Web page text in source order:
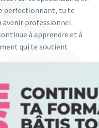
perfectionnant, tu te
avenir professionnel.
à apprendre et à
qui te soutient